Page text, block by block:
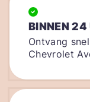
BINNEN 24
Ontvang
Chevrolet